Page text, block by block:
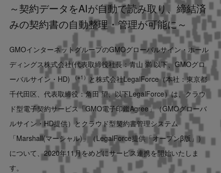
LegalOn Now
Contact
US website
～契約データをAIが自動で読み取り、締結済
みの契約書の自動整理・管理が可能に～
GMOインターネットグループのGMOグローバルサイン・ホール
ディングス株式会社(代表取締役社長：青山 満 以下、GMOグロ
ーバルサイン・HD) （※1） と株式会社LegalForce（本社：東京都
千代田区、代表取締役：角田 望、以下LegalForce）は、クラウ
ド型電子契約サービス「GMO電子印鑑Agree」（GMOグローバ
ルサイン・HD提供）とクラウド型契約書管理システム
「Marshall(マーシャル)」（LegalForce提供「オープンβ版」）
について、2020年11月をめどにサービス連携を開始いたしま
す。